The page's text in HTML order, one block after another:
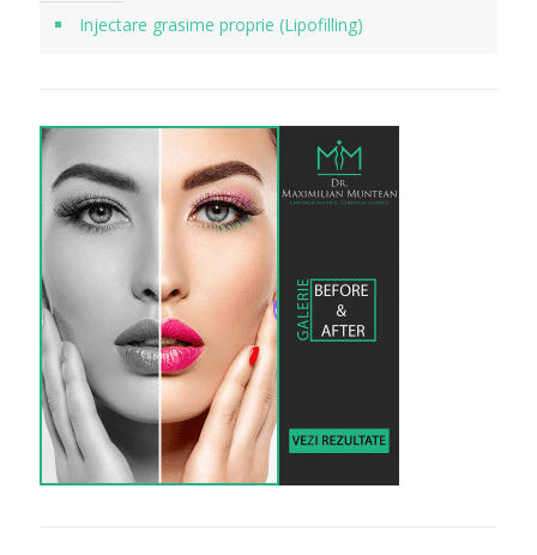
Injectare grasime proprie (Lipofilling)